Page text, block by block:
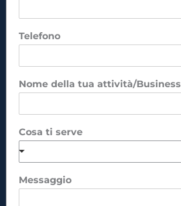
m
s
r
e
e
g
Telefono
Nome della tua attività/Business
Cosa ti serve
Messaggio